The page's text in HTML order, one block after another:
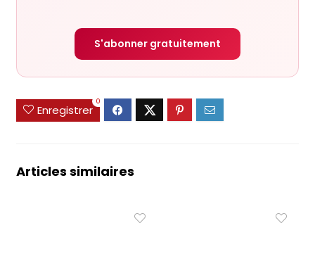
S'abonner gratuitement
Enregistrer
0
Articles similaires